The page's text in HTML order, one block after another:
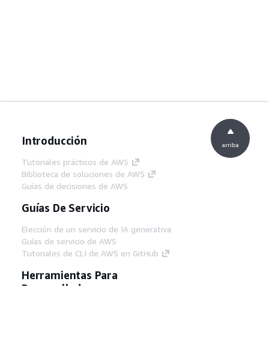
Introducción
Tutoriales prácticos de AWS
Biblioteca de soluciones de AWS
Guías de decisiones de AWS
Guías De Servicio
Elección de un servicio de IA generativa
Guías de servicio de AWS
Tutoriales de CLI de AWS en GitHub
Herramientas Para
Desarrolladores
arriba